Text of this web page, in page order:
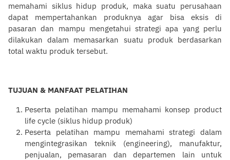
memahami siklus hidup produk, maka suatu perusahaan
dapat mempertahankan produknya agar bisa eksis di
pasaran dan mampu mengetahui strategi apa yang perlu
dilakukan dalam memasarkan suatu produk berdasarkan
total waktu produk tersebut.
TUJUAN & MANFAAT PELATIHAN
Peserta pelatihan mampu memahami konsep product
life cycle (siklus hidup produk)
Peserta pelatihan mampu memahami strategi dalam
mengintegrasikan teknik (engineering), manufaktur,
penjualan, pemasaran dan departemen lain untuk